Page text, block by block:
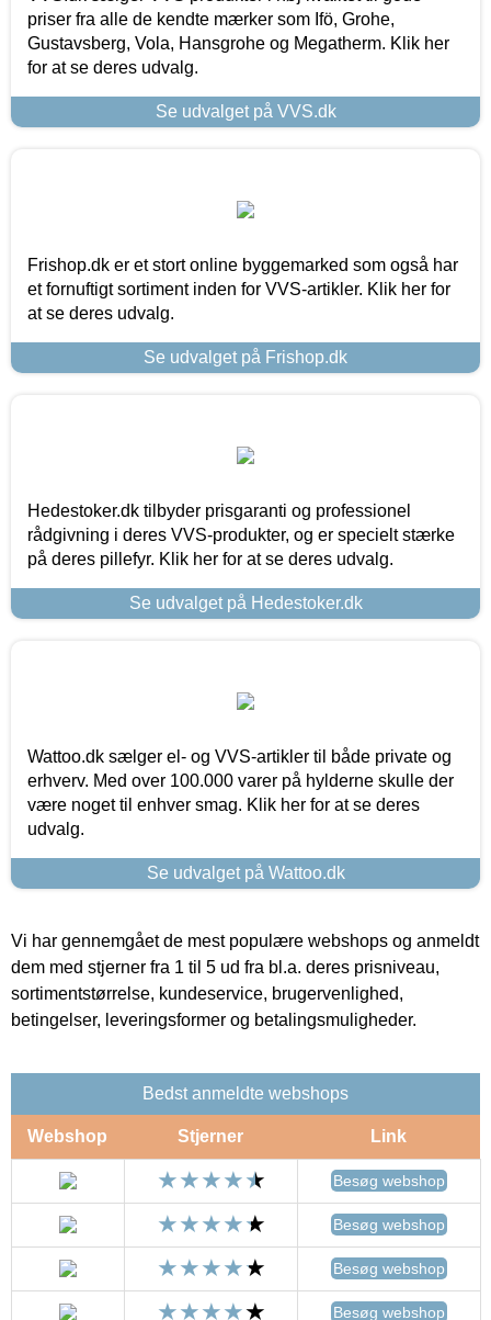
priser fra alle de kendte mærker som Ifö, Grohe,
Gustavsberg, Vola, Hansgrohe og Megatherm. Klik her
for at se deres udvalg.
Se udvalget på VVS.dk
Frishop.dk er et stort online byggemarked som også har
et fornuftigt sortiment inden for VVS-artikler. Klik her for
at se deres udvalg.
Se udvalget på Frishop.dk
Hedestoker.dk tilbyder prisgaranti og professionel
rådgivning i deres VVS-produkter, og er specielt stærke
på deres pillefyr. Klik her for at se deres udvalg.
Se udvalget på Hedestoker.dk
Wattoo.dk sælger el- og VVS-artikler til både private og
erhverv. Med over 100.000 varer på hylderne skulle der
være noget til enhver smag. Klik her for at se deres
udvalg.
Se udvalget på Wattoo.dk
Vi har gennemgået de mest populære webshops og anmeldt
dem med stjerner fra 1 til 5 ud fra bl.a. deres prisniveau,
sortimentstørrelse, kundeservice, brugervenlighed,
betingelser, leveringsformer og betalingsmuligheder.
Bedst anmeldte webshops
Webshop Stjerner Link
Besøg webshop
Besøg webshop
Besøg webshop
Besøg webshop